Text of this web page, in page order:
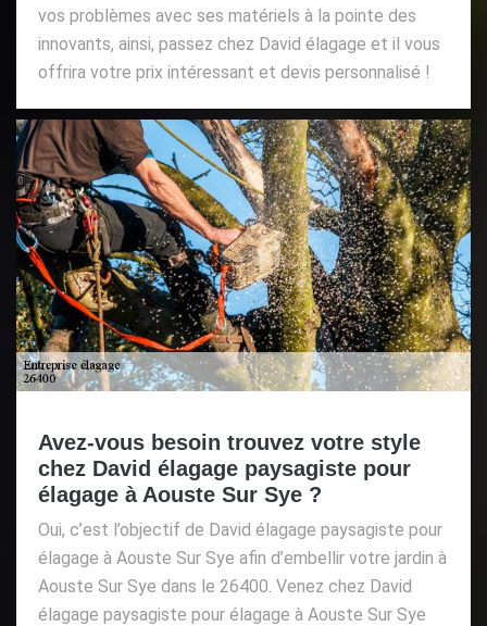
vos problèmes avec ses matériels à la pointe des
innovants, ainsi, passez chez David élagage et il vous
offrira votre prix intéressant et devis personnalisé !
Avez-vous besoin trouvez votre style
chez David élagage paysagiste pour
élagage à Aouste Sur Sye ?
Oui, c’est l’objectif de David élagage paysagiste pour
élagage à Aouste Sur Sye afin d’embellir votre jardin à
Aouste Sur Sye dans le 26400. Venez chez David
élagage paysagiste pour élagage à Aouste Sur Sye